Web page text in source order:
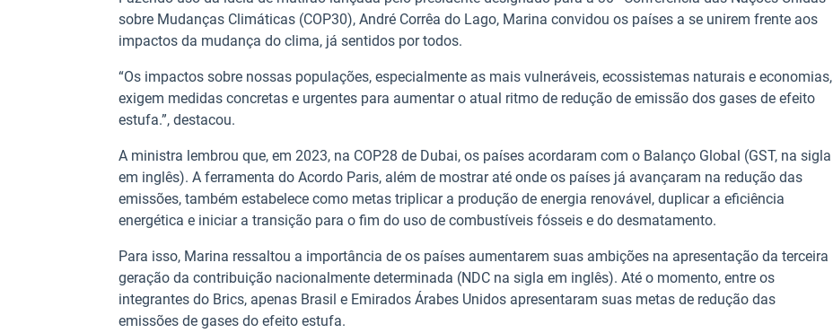
sobre Mudanças Climáticas (COP30), André Corrêa do Lago, Marina convidou os países a se unirem frente aos
impactos da mudança do clima, já sentidos por todos.
“Os impactos sobre nossas populações, especialmente as mais vulneráveis, ecossistemas naturais e economias,
exigem medidas concretas e urgentes para aumentar o atual ritmo de redução de emissão dos gases de efeito
estufa.”, destacou.
A ministra lembrou que, em 2023, na COP28 de Dubai, os países acordaram com o Balanço Global (GST, na sigla
em inglês). A ferramenta do Acordo Paris, além de mostrar até onde os países já avançaram na redução das
emissões, também estabelece como metas triplicar a produção de energia renovável, duplicar a eficiência
energética e iniciar a transição para o fim do uso de combustíveis fósseis e do desmatamento.
Para isso, Marina ressaltou a importância de os países aumentarem suas ambições na apresentação da terceira
geração da contribuição nacionalmente determinada (NDC na sigla em inglês). Até o momento, entre os
integrantes do Brics, apenas Brasil e Emirados Árabes Unidos apresentaram suas metas de redução das
emissões de gases do efeito estufa.